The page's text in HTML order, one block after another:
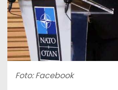
Foto: Facebook